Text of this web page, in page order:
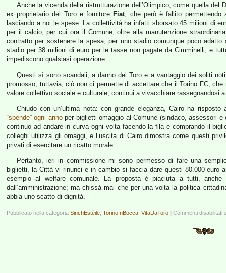
Anche la vicenda della ristrutturazione dell’Olimpico, come quella
ex proprietario del Toro e fornitore Fiat, che però è fallito
lasciando a noi le spese. La collettività ha infatti sborsato 45 milioni di
per il calcio; per cui ora il Comune, oltre alla manutenzione
contratto per sostenere la spesa, per uno stadio comunque poco adatto
stadio per 38 milioni di euro per le tasse non pagate da Cimminelli, e
impediscono qualsiasi operazione.
Questi sì sono scandali, a danno del Toro e a vantaggio dei soliti
promosso; tuttavia, ciò non ci permette di accettare che il Torino FC,
valore collettivo sociale e culturale, continui a vivacchiare rassegnandosi
Chiudo con un’ultima nota: con grande eleganza, Cairo ha
“spende” ogni annoper biglietti omaggio al Comune (sindaco, assessori
continuo ad andare in curva ogni volta facendo la fila e comprando il
colleghi utilizza gli omaggi, e l’uscita di Cairo dimostra come questi
privati di esercitare un ricatto morale.
Pertanto, ieri in commissione mi sono permesso di fare una
biglietti, la Città vi rinunci e in cambio si faccia dare questi 80.000 euro
esempio al welfare comunale. La proposta è piaciuta a tutti,
dall’amministrazione; ma chissà mai che per una volta la politica
abbia uno scatto di dignità.
Pubblicato nella categoria SinchËstèile TorinoInBocca VitaDaToro | Commenti disabilitati